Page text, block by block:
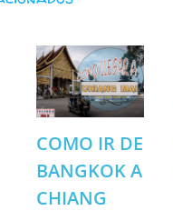
COMO IR DE
BANGKOK A
CHIANG